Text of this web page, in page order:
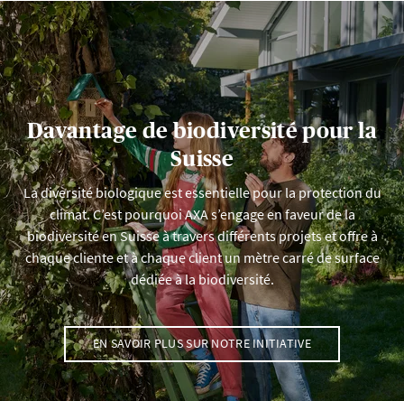
Davantage de biodiversité pour la
Suisse
La diversité biologique est essentielle pour la protection du
climat. C’est pourquoi AXA s’engage en faveur de la
biodiversité en Suisse à travers différents projets et offre à
chaque cliente et à chaque client un mètre carré de surface
dédiée à la biodiversité.
EN SAVOIR PLUS SUR NOTRE INITIATIVE